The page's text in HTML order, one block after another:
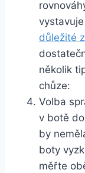
důležité
několik
chůze:
Volba
v botě
by
boty
měřte